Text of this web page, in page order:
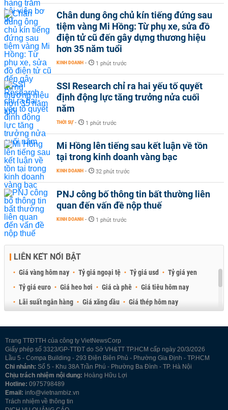
Chân dung ông chủ kín tiếng đứng sau
tiệm vàng Mi Hồng: Từ phụ xe, sửa đồ
điện tử cũ đến gây dựng thương hiệu
hơn 35 năm tuổi
KINH DOANH - 1 phút trước
SSI Research chỉ ra hai yếu tố quyết
định động lực tăng trưởng nửa cuối
năm
THỜI SỰ - 1 phút trước
Mi Hồng lên tiếng sau kết luận về tồn
tại trong kinh doanh vàng bạc
KINH DOANH - 32 phút trước
PNJ công bố thông tin bất thường liên
quan đến vấn đề nộp thuế
KINH DOANH - 1 phút trước
LIÊN KẾT NỔI BẬT
Giá vàng hôm nay Tỷ giá ngoại tệ Tỷ giá usd
Tỷ giá yen
Tỷ giá euro
Giá heo hơi Giá cà phê
Giá tiêu hôm nay
Lãi suất ngân hàng
Giá xăng dầu
Giá thép hôm nay
Trang TTĐTTH của công ty VietNewsCorp
Giấy phép số 3323/GP-TTĐT do Sở VH&TT TP.HCM cấp ngày 20/3/2026
Lầu 5 - Compa Building - 293 Điện Biên Phủ - Phường Gia Định - TP.HCM
Chi nhánh: Số 5 - Khu 38A Trần Phú - Phường Ba Đình - TP. Hà Nội
Chịu trách nhiệm nội dung: Hoàng Hữu Lợi
Hotline: 0975798489
Email: info@vietnambiz.vn
Trách nhiệm về thông tin